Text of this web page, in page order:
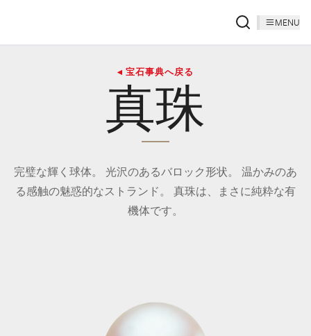
MENU
◂ 宝石事典へ戻る
真珠
完璧な輝く球体。 光沢のあるバロック形状。 温かみのあ
る感触の魅惑的なストランド。 真珠は、まさに純粋な有
機体です。